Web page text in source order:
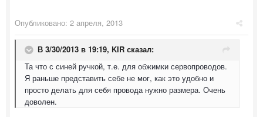
Опубликовано: 2 апреля, 2013
В 3/30/2013 в 19:19, KIR сказал:
Та что с синей ручкой, т.е. для обжимки сервопроводов.
Я раньше представить себе не мог, как это удобно и
просто делать для себя провода нужно размера. Очень
доволен.